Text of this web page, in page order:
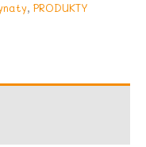
, PRODUKTY